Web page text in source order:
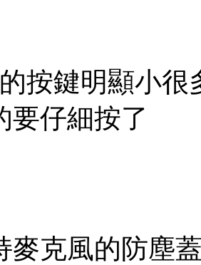
按鍵明顯小
要仔細按了
麥克風的防塵